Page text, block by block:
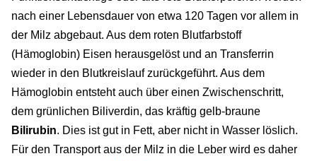
nach einer Lebensdauer von etwa 120 Tagen vor allem in
der Milz abgebaut. Aus dem roten Blutfarbstoff
(Hämoglobin) Eisen herausgelöst und an Transferrin
wieder in den Blutkreislauf zurückgeführt. Aus dem
Hämoglobin entsteht auch über einen Zwischenschritt,
dem grünlichen Biliverdin, das kräftig gelb-braune
Bilirubin. Dies ist gut in Fett, aber nicht in Wasser löslich.
Für den Transport aus der Milz in die Leber wird es daher